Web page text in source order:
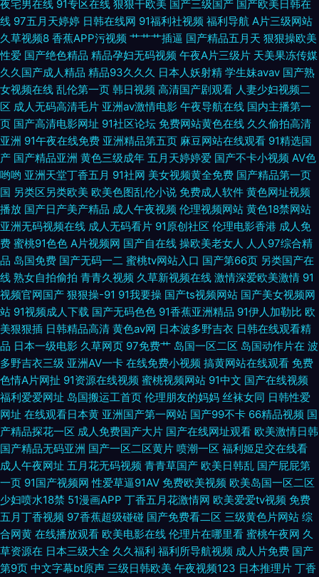
人草色欲 国产日韩欧美另类 日韩91黄 免费电影观看网站 av天堂网址 一级日
韩 性爱网欧美日日色 三级在线观看 欧美色性 日韩自拍网站av综合 超碰天堂
av 91次源 黄色厂库 免费公开超碰五月丁香 97人操人 美女91色 偷拍网站91
99无码视屏 欧美国产精品久久绿帽 午夜在线观看免费视频 91俺去啦 超碰人
在线www 久草欧美在线 91网站制服诱惑 国产淫视频在线 超碰碰人妻 抖阴
网站 国精品无码一区二区 日韩精品五码 欧美在线观看日B av免费在线国产
黄色电影小说网站 www国产亚洲 国产精品久久香 伊人福利无码 成人福利
国产情侣久久天堂在线 日韩AV操逼 国产成人精品酒店一区 黄色一级片一区
二区 AV超碰导航 国产精品自拍6区 九精品在线 欧美国产日韩一二 欧美日韩
三区 色色午夜影院 免费的视频 在线成人视频网 99视频国产在线 91黃頁網址
中文无码熟妇人妻 91主站色色 91黄在线 在线观看中文字幕一 日本3级片人
妻 91九色自拍
夜宅男在线 91专区在线 狠狠干欧美 国产三级国产 国产欧美日韩在
线 97五月天婷婷 日韩在线网 91福利社视频 福利导航 A片三级网站
久草视频8 香蕉APP污视频 艹艹艹插逼 国产精品五月天 狠狠操欧美
性爱 国产绝色精品 精品孕妇无码视频 午夜A片三级片 天美果冻传媒
久久国产成人精品 精品93久久久 日本人妖射精 学生妹avav 国产熟
女视频在线 乱伦第一页 韩日视频 高清国产剧观看 人妻少妇视频二
区 成人无码高清毛片 亚洲av激情电影 午夜导航在线 国内主播第一
页 国产高清电影网址 91社区论坛 免费网站黄色在线 久久偷拍高清
亚洲 91午夜在线免费 亚洲精品第五页 麻豆网站在线观看 91精选国
产 国产精品亚洲 黄色三级成年 五月天婷婷爱 国产不卡小视频 AV色
哟哟 亚洲天堂丁香五月 91社网 美女视频黄全免费 国产精品第一页
国 另类区另类欧美 欧美色图乱伦小说 免费成人软件 黄色网址视频
播放 国产日产美产精品 成人午夜视频 伦理视频网站 黄色18禁网站
亚洲无码视频在线 成人无码看片 91原创社区 伦理电影香港 成人免
费 蜜桃91色色 A片视频网 国产自在线 操欧美老女人 人人97综合精
品 岛国免费 国产无码一二 蜜桃tv网站入口 国产第66页 另类国产在
线 熟女自拍偷拍 青青久视频 久草新视频在线 激情深爱欧美激情 91
视频官网国产 狠狠操-91 91我要操 国产ts视频网站 国产美女视频网
站 91视频成人下载 国产无码色色 91香蕉亚洲精品 91伊人加勒比 欧
美狠狠插 日韩精品高清 黄色av网 日本波多野吉衣 日韩在线观看精
品 日本一级电影 久草网页 97免费艹 岛国一区二区 岛国动作片在 波
多野吉衣三级 亚洲AV一卡 在线免费小视频 搞黄网站在线观看 免费
色情A片网扯 91资源在线视频 蜜桃视频网站 91中文 国产在线视频
福利爱爱网址 岛国搬运工首页 伦理朋友的妈妈 丝袜女同 日韩性爱
网址 在线观看日本黄 亚洲国产第一网站 国产99不卡 66精品视频 国
产精品探花一区 成人免费国产大片 国产在线网址观看 欧美激情日韩
国产精品无码亚洲 国产一区二区黄片 喷潮一区 福利姬足交在线看
成人午夜网址 五月花无码视频 青青草国产 欧美日韩乱 国产屁屁第
一页 91国产视频网 性爱草逼91AV 免费欧美视频 欧美岛国一区二区
少妇喷水18禁 51漫画APP 丁香五月花激情网 欧美爱爱tv视频 免费
五月丁香视频 97香蕉超级碰碰 国产免费看二区 三级黄色片网站 综
合网黄 在线播放观看 欧美电影在线 伦理片在哪里看 蜜桃午夜网 久
草资源在 日本三级大全 久久福利 福利所导航视频 成人片免费 国产
第9页 中文字幕bt原声 三级日韩欧美 午夜视频123 日本推理片 丁香